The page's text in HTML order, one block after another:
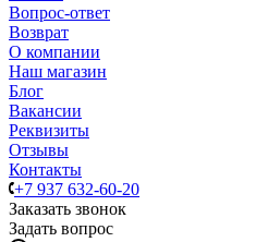
Вопрос-ответ
Возврат
О компании
Наш магазин
Блог
Вакансии
Реквизиты
Отзывы
Контакты
+7 937 632-60-20
Заказать звонок
Задать вопрос